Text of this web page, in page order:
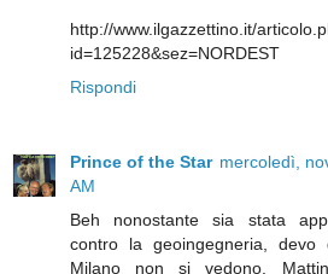
http://www.ilgazzettino.it/
id=125228&sez=NORDEST
Rispondi
Prince of the Star mercoledì,
AM
Beh nonostante sia stata
contro la geoingegneria,
Milano non si vedono.